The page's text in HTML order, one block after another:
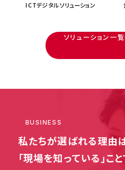
ICTデジタルソリューション
ソリューション一
BUSINESS
私たちが選ばれる理由は
「現場を知っている」こと